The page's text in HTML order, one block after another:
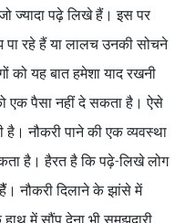
ज्यादा पढ़े लिखे हैं। इस पर
रहे हैं या लालच उनकी सोचने
को यह बात हमेशा याद रखनी
एक पैसा नहीं दे सकता है। ऐसे
नौकरी पाने की एक व्यवस्था
है। हैरत है कि पढ़े-लिखे लोग
नौकरी दिलाने के झांसे में